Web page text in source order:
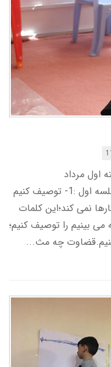
اول مرداد
ماه1391تعداد شرکت کنندگان: 25 نفرجلسه اول :1- توصیف کنیم
نمی کند؛این کلمات
بینیم را توصیف کنیم؛
چه مث...